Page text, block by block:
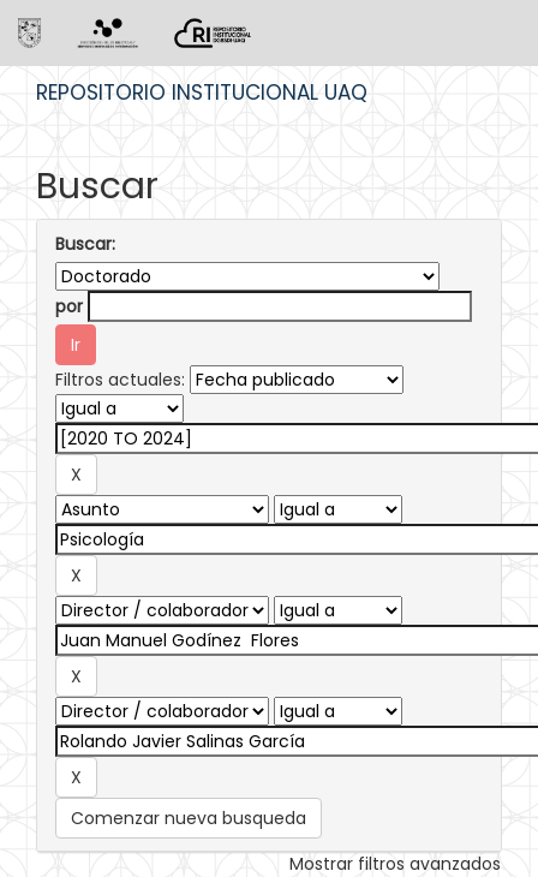
REPOSITORIO INSTITUCIONAL UAQ
Buscar
Buscar:
por
Filtros actuales:
Comenzar nueva busqueda
Mostrar filtros avanzados